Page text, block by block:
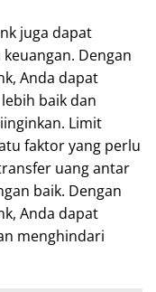
juga dapat
Dengan
Anda dapat
baik dan
Limit
faktor yang perlu
uang antar
baik. Dengan
Anda dapat
menghindari